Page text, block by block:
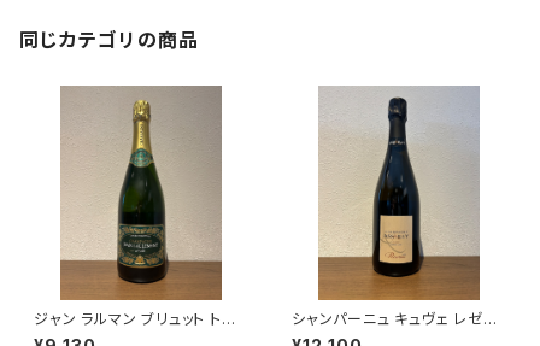
同じカテゴリの商品
ジャン ラルマン ブリュット トラ
ディション NV 750ml シャンパ
シャンパーニュ キュヴェ レゼル
ヴェ ブリュット ブラン ド ブラン